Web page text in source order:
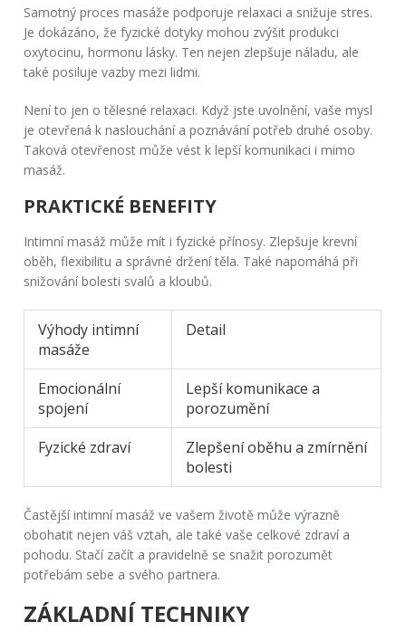
Samotný proces masáže podporuje relaxaci a snižuje stres.
Je dokázáno, že fyzické dotyky mohou zvýšit produkci
oxytocinu, hormonu lásky. Ten nejen zlepšuje náladu, ale
také posiluje vazby mezi lidmi.
Není to jen o tělesné relaxaci. Když jste uvolnění, vaše mysl
je otevřená k naslouchání a poznávání potřeb druhé osoby.
Taková otevřenost může vést k lepší komunikaci i mimo
masáž.
PRAKTICKÉ BENEFITY
Intimní masáž může mít i fyzické přínosy. Zlepšuje krevní
oběh, flexibilitu a správné držení těla. Také napomáhá při
snižování bolesti svalů a kloubů.
Výhody intimní
masáže
Detail
Emocionální
spojení
Lepší komunikace a
porozumění
Fyzické zdraví
Zlepšení oběhu a zmírnění
bolesti
Častějšíintimní masáž ve vašem životě může výrazně
obohatit nejen váš vztah, ale také vaše celkové zdraví a
pohodu. Stačí začít a pravidelně se snažit porozumět
potřebám sebe a svého partnera.
ZÁKLADNÍ TECHNIKY